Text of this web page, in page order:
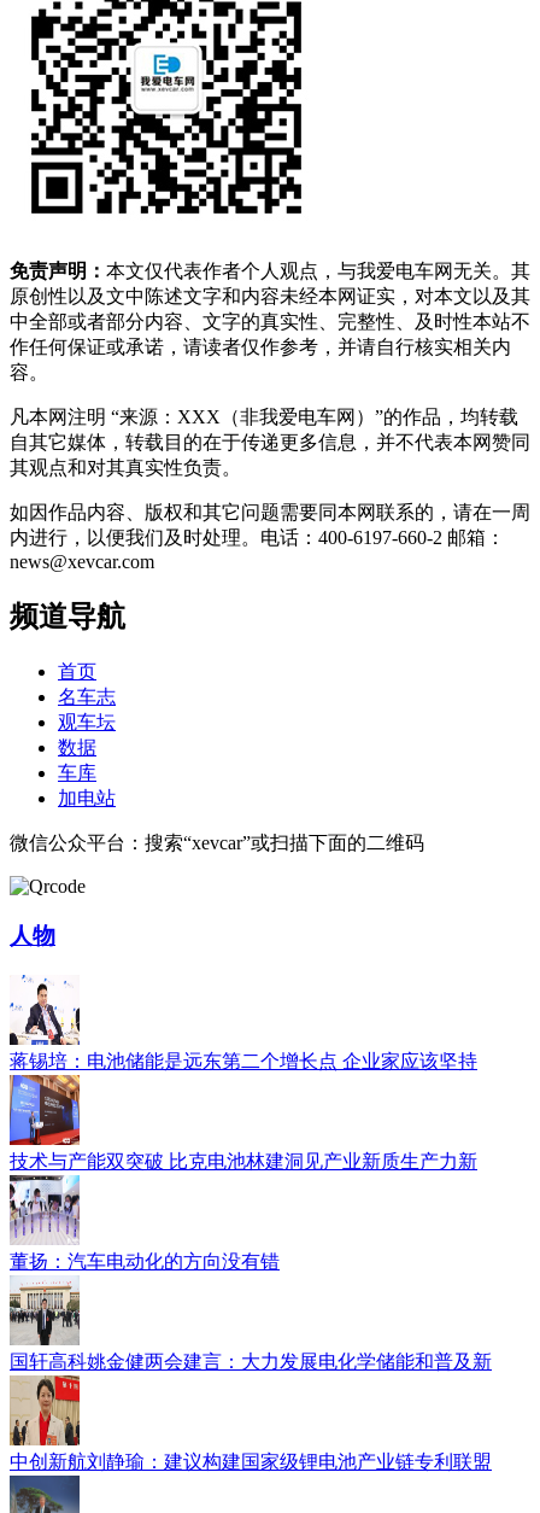
免责声明： 本文仅代表作者个人观点，与我爱电车网无关。其
原创性以及文中陈述文字和内容未经本网证实，对本文以及其
中全部或者部分内容、文字的真实性、完整性、及时性本站不
作任何保证或承诺，请读者仅作参考，并请自行核实相关内
容。
凡本网注明 “来源：XXX（非我爱电车网）”的作品，均转载
自其它媒体，转载目的在于传递更多信息，并不代表本网赞同
其观点和对其真实性负责。
如因作品内容、版权和其它问题需要同本网联系的，请在一周
内进行，以便我们及时处理。电话：400-6197-660-2 邮箱：
news@xevcar.com
频道导航
首页
名车志
观车坛
数据
车库
加电站
微信公众平台：搜索“xevcar”或扫描下面的二维码
人物
蒋锡培：电池储能是远东第二个增长点 企业家应该坚持
技术与产能双突破 比克电池林建洞见产业新质生产力新
董扬：汽车电动化的方向没有错
国轩高科姚金健两会建言：大力发展电化学储能和普及新
中创新航刘静瑜：建议构建国家级锂电池产业链专利联盟